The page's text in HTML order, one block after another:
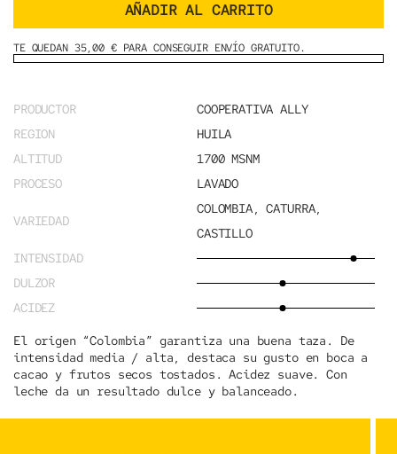
AÑADIR AL CARRITO
TE QUEDAN 35,00 € PARA CONSEGUIR ENVÍO GRATUITO.
PRODUCTOR
COOPERATIVA ALLY
REGION
HUILA
ALTITUD
1700 MSNM
PROCESO
LAVADO
VARIEDAD
COLOMBIA, CATURRA,
CASTILLO
INTENSIDAD
DULZOR
ACIDEZ
El origen “Colombia” garantiza una buena taza. De
intensidad media / alta, destaca su gusto en boca a
cacao y frutos secos tostados. Acidez suave. Con
leche da un resultado dulce y balanceado.